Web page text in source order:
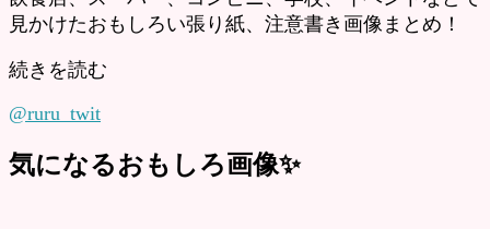
見かけたおもしろい張り紙、注意書き画像まとめ！
続きを読む
@ruru_twit
気になるおもしろ画像✨